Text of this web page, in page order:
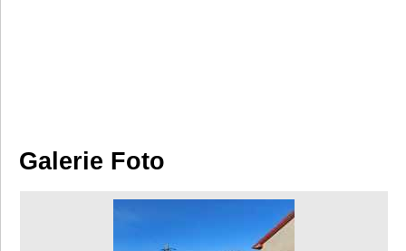
Galerie Foto